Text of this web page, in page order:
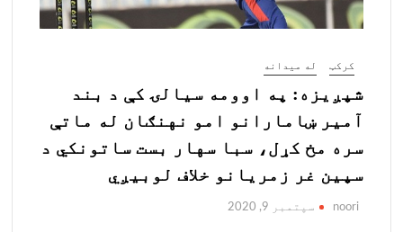
کرکټ له میدانه
شپږیزه: په اوومه سیالۍ کې د بند
آمیر ښامارانو امو نهنګان له ماتې
سره مخ کړل، سبا سهار بست ساتونکي د
سپین غر زمریانو خلاف لوبیږي
noori سپتمبر 9, 2020